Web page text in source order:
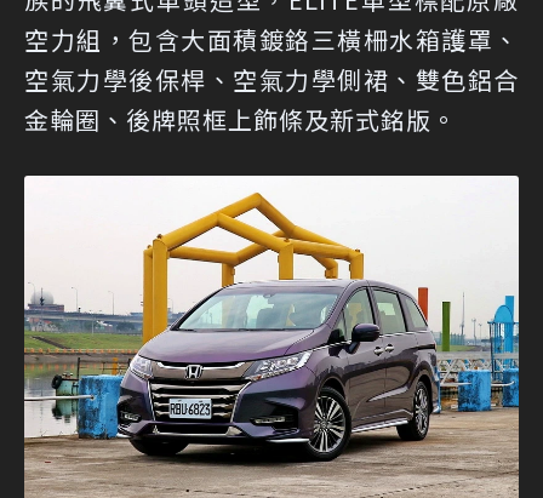
空力組，包含大面積鍍鉻三橫柵水箱護罩、
空氣力學後保桿、空氣力學側裙、雙色鋁合
金輪圈、後牌照框上飾條及新式銘版。